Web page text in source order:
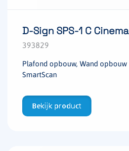
D-Sign SPS-1 C Cinema
393829
Plafond opbouw, Wand opbouw
SmartScan
Bekijk product